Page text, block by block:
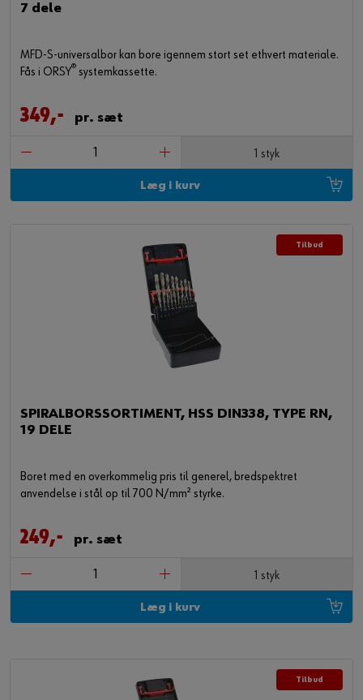
7 dele
MFD-S-universalbor kan bore igennem stort set ethvert materiale.
Fås i ORSY® systemkassette.
349,- pr. sæt
1 styk
Læg i kurv
Tilbud
SPIRALBORSSORTIMENT, HSS DIN338, TYPE RN,
19 DELE
Boret med en overkommelig pris til generel, bredspektret
anvendelse i stål op til 700 N/mm² styrke.
249,- pr. sæt
1 styk
Læg i kurv
Tilbud